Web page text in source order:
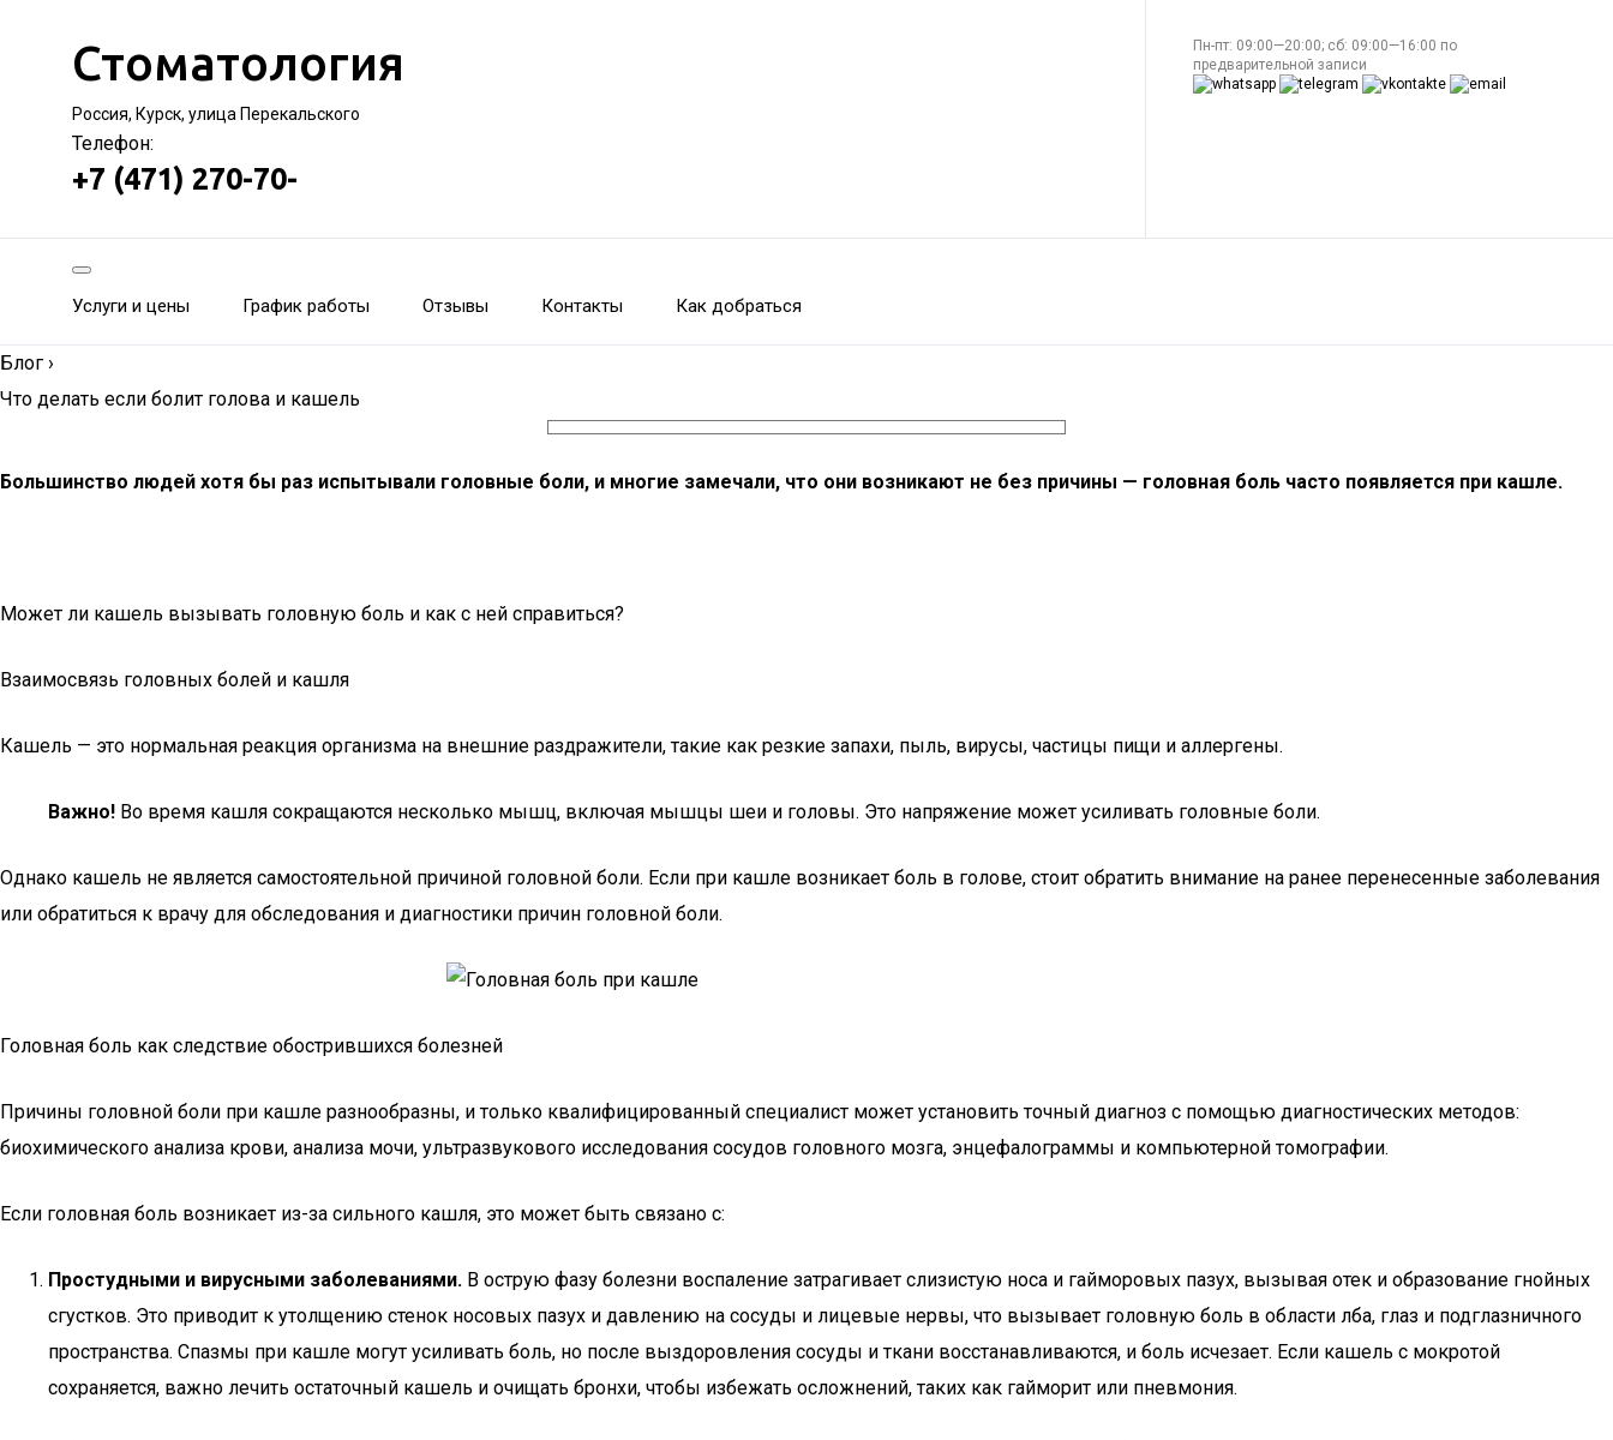
Стоматология
Россия, Курск, улица Перекальского
Телефон:
+7 (471) 270-70-
Пн-пт: 09:00—20:00; сб: 09:00—16:00 по
предварительной записи
Услуги и цены График работы Отзывы Контакты Как добраться
Блог ›
Что делать если болит голова и кашель
Большинство людей хотя бы раз испытывали головные боли, и многие замечали, что они возникают не без причины — головная боль часто появляется при кашле.
Может ли кашель вызывать головную боль и как с ней справиться?
Взаимосвязь головных болей и кашля
Кашель — это нормальная реакция организма на внешние раздражители, такие как резкие запахи, пыль, вирусы, частицы пищи и аллергены.
Важно! Во время кашля сокращаются несколько мышц, включая мышцы шеи и головы. Это напряжение может усиливать головные боли.
Однако кашель не является самостоятельной причиной головной боли. Если при кашле возникает боль в голове, стоит обратить внимание на ранее перенесенные заболевания
или обратиться к врачу для обследования и диагностики причин головной боли.
Головная боль как следствие обострившихся болезней
Причины головной боли при кашле разнообразны, и только квалифицированный специалист может установить точный диагноз с помощью диагностических методов:
биохимического анализа крови, анализа мочи, ультразвукового исследования сосудов головного мозга, энцефалограммы и компьютерной томографии.
Если головная боль возникает из-за сильного кашля, это может быть связано с:
Простудными и вирусными заболеваниями. В острую фазу болезни воспаление затрагивает слизистую носа и гайморовых пазух, вызывая отек и образование гнойных
сгустков. Это приводит к утолщению стенок носовых пазух и давлению на сосуды и лицевые нервы, что вызывает головную боль в области лба, глаз и подглазничного
пространства. Спазмы при кашле могут усиливать боль, но после выздоровления сосуды и ткани восстанавливаются, и боль исчезает. Если кашель с мокротой
сохраняется, важно лечить остаточный кашель и очищать бронхи, чтобы избежать осложнений, таких как гайморит или пневмония.